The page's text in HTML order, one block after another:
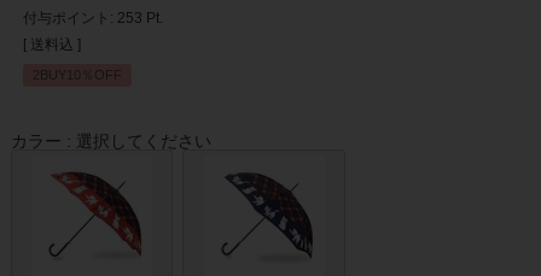
付与ポイント: 253 Pt.
送料込
2BUY10％OFF
カラー 選択してください